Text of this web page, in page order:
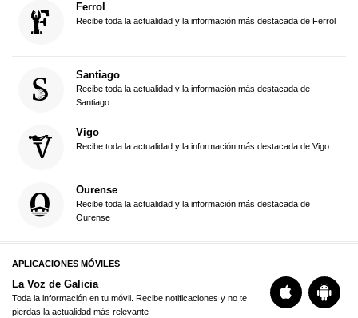
Ferrol
Recibe toda la actualidad y la información más destacada de Ferrol
Santiago
Recibe toda la actualidad y la información más destacada de
Santiago
Vigo
Recibe toda la actualidad y la información más destacada de Vigo
Ourense
Recibe toda la actualidad y la información más destacada de
Ourense
APLICACIONES MÓVILES
La Voz de Galicia
Toda la información en tu móvil. Recibe notificaciones y no te
pierdas la actualidad más relevante